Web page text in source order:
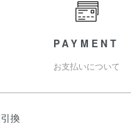
PAYMENT
お支払いについて
換